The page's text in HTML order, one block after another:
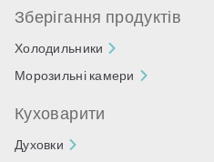
Зберігання продуктів
Холодильники
Морозильні камери
Куховарити
Духовки